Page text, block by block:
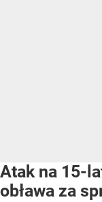
Atak na 15-
obława za